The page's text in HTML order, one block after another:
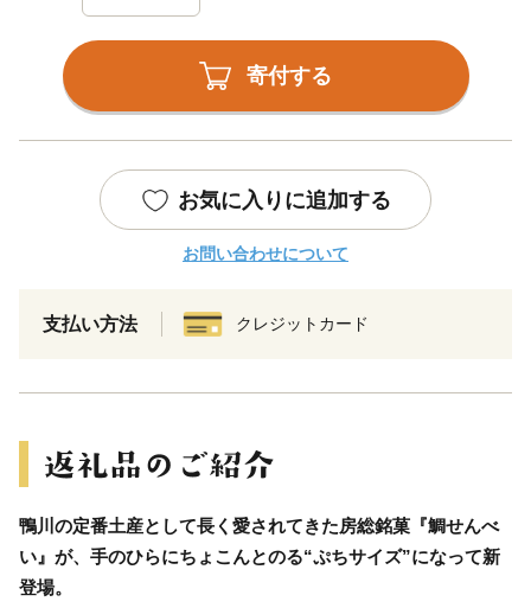
寄付する
お気に入りに追加する
お問い合わせについて
支払い方法 クレジットカード
鴨川の定番土産として長く愛されてきた房総銘菓『鯛せんべ
い』が、手のひらにちょこんとのる“ぷちサイズ”になって新
登場。